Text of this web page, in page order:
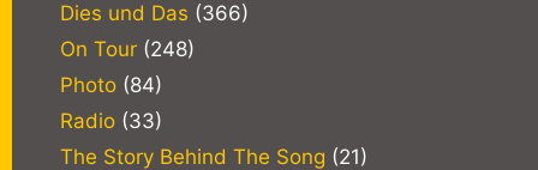
Dies und Das (366)
On Tour (248)
Photo (84)
Radio (33)
The Story Behind The Song (21)